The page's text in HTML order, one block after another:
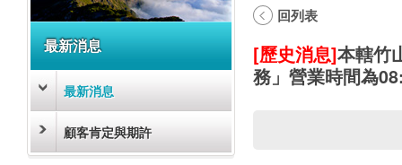
最新消息
最新消息
顧客肯定與期許
回列表
[歷史消息]本轄竹
務」營業時間為